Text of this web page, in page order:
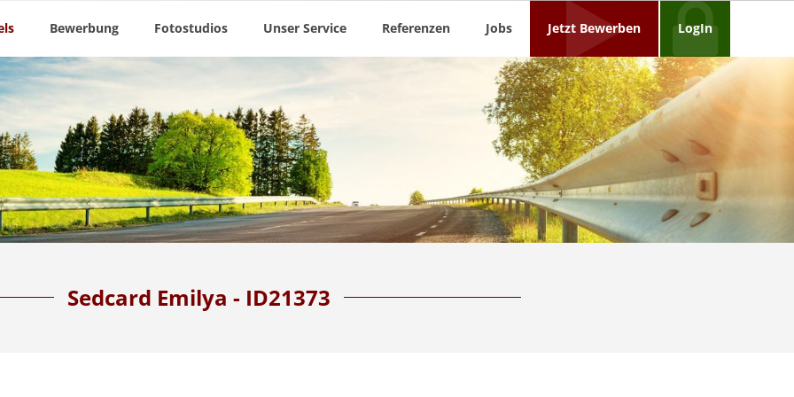
Bewerbung Fotostudios Unser Service Referenzen Jobs Jetzt Bewerben LogIn
Sedcard Emilya - ID21373